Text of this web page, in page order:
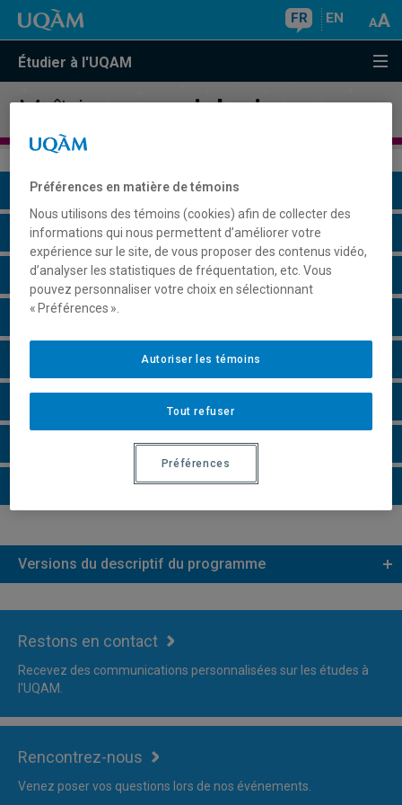
FR EN
Étudier à l'UQAM
Maîtrise ensociologie
Présentation du programme
Conditions d'admission
Cours à suivre et horaires
Grille de cheminement
Faire une demande d'admission
Plus d'information
Versions du descriptif du programme
Restons en contact
Recevez des communications personnalisées sur les études à
l'UQAM.
Rencontrez-nous
Venez poser vos questions lors de nos événements.
Préférences en matière de témoins
Nous utilisons des témoins (cookies) afin de collecter des
informations qui nous permettent d’améliorer votre
expérience sur le site, de vous proposer des contenus vidéo,
d’analyser les statistiques de fréquentation, etc. Vous
pouvez personnaliser votre choix en sélectionnant
« Préférences ».
Tout refuser
Autoriser les témoins
Préférences